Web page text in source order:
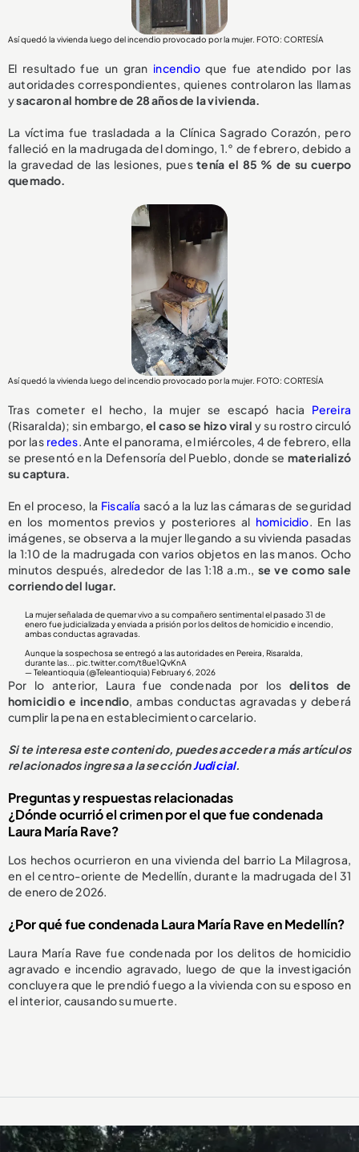
Así quedó la vivienda luego del incendio provocado por la mujer. FOTO: CORTESÍA
El resultado fue un gran incendioque fue atendido por las
autoridades correspondientes, quienes controlaron las llamas
ysacaron al hombre de 28 años de la vivienda.
La víctima fue trasladada a la Clínica Sagrado Corazón, pero
falleció en la madrugada del domingo, 1.° de febrero, debido a
la gravedad de las lesiones, puestenía el 85 % de su cuerpo
quemado.
Así quedó la vivienda luego del incendio provocado por la mujer. FOTO: CORTESÍA
Tras cometer el hecho, la mujer se escapó hacia Pereira
(Risaralda); sin embargo, el caso se hizo viral y su rostro circuló
por las redes. Ante el panorama, el miércoles, 4 de febrero, ella
se presentó en la Defensoría del Pueblo, donde se materializó
su captura.
En el proceso, la Fiscalía sacó a la luz las cámaras de seguridad
en los momentos previos y posteriores al homicidio. En las
imágenes, se observa a la mujer llegando a su vivienda pasadas
la 1:10 de la madrugada con varios objetos en las manos. Ocho
minutos después, alrededor de las 1:18 a.m., se ve como sale
corriendo del lugar.
La mujer señalada de quemar vivo a su compañero sentimental el pasado 31 de
enero fue judicializada y enviada a prisión por los delitos de homicidio e incendio,
ambas conductas agravadas.
Aunque la sospechosa se entregó a las autoridades en Pereira, Risaralda,
durante las...pic.twitter.com/t8ue1QvKnA
— Teleantioquia (@Teleantioquia) February 6, 2026
Por lo anterior, Laura fue condenada por los delitos de
homicidio e incendio, ambas conductas agravadas y deberá
cumplir la pena en establecimiento carcelario.
Si te interesa este contenido, puedes acceder a más artículos
relacionados ingresa a la secciónJudicial.
Preguntas y respuestas relacionadas
¿Dónde ocurrió el crimen por el que fue condenada
Laura María Rave?
Los hechos ocurrieron en una vivienda del barrio La Milagrosa,
en el centro-oriente de Medellín, durante la madrugada del 31
de enero de 2026.
¿Por qué fue condenada Laura María Rave en Medellín?
Laura María Rave fue condenada por los delitos de homicidio
agravado e incendio agravado, luego de que la investigación
concluyera que le prendió fuego a la vivienda con su esposo en
el interior, causando su muerte.